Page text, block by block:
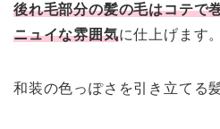
後れ毛部分の髪の毛はコテで
ニュイな雰囲気に仕上げます。
和装の色っぽさを引き立てる